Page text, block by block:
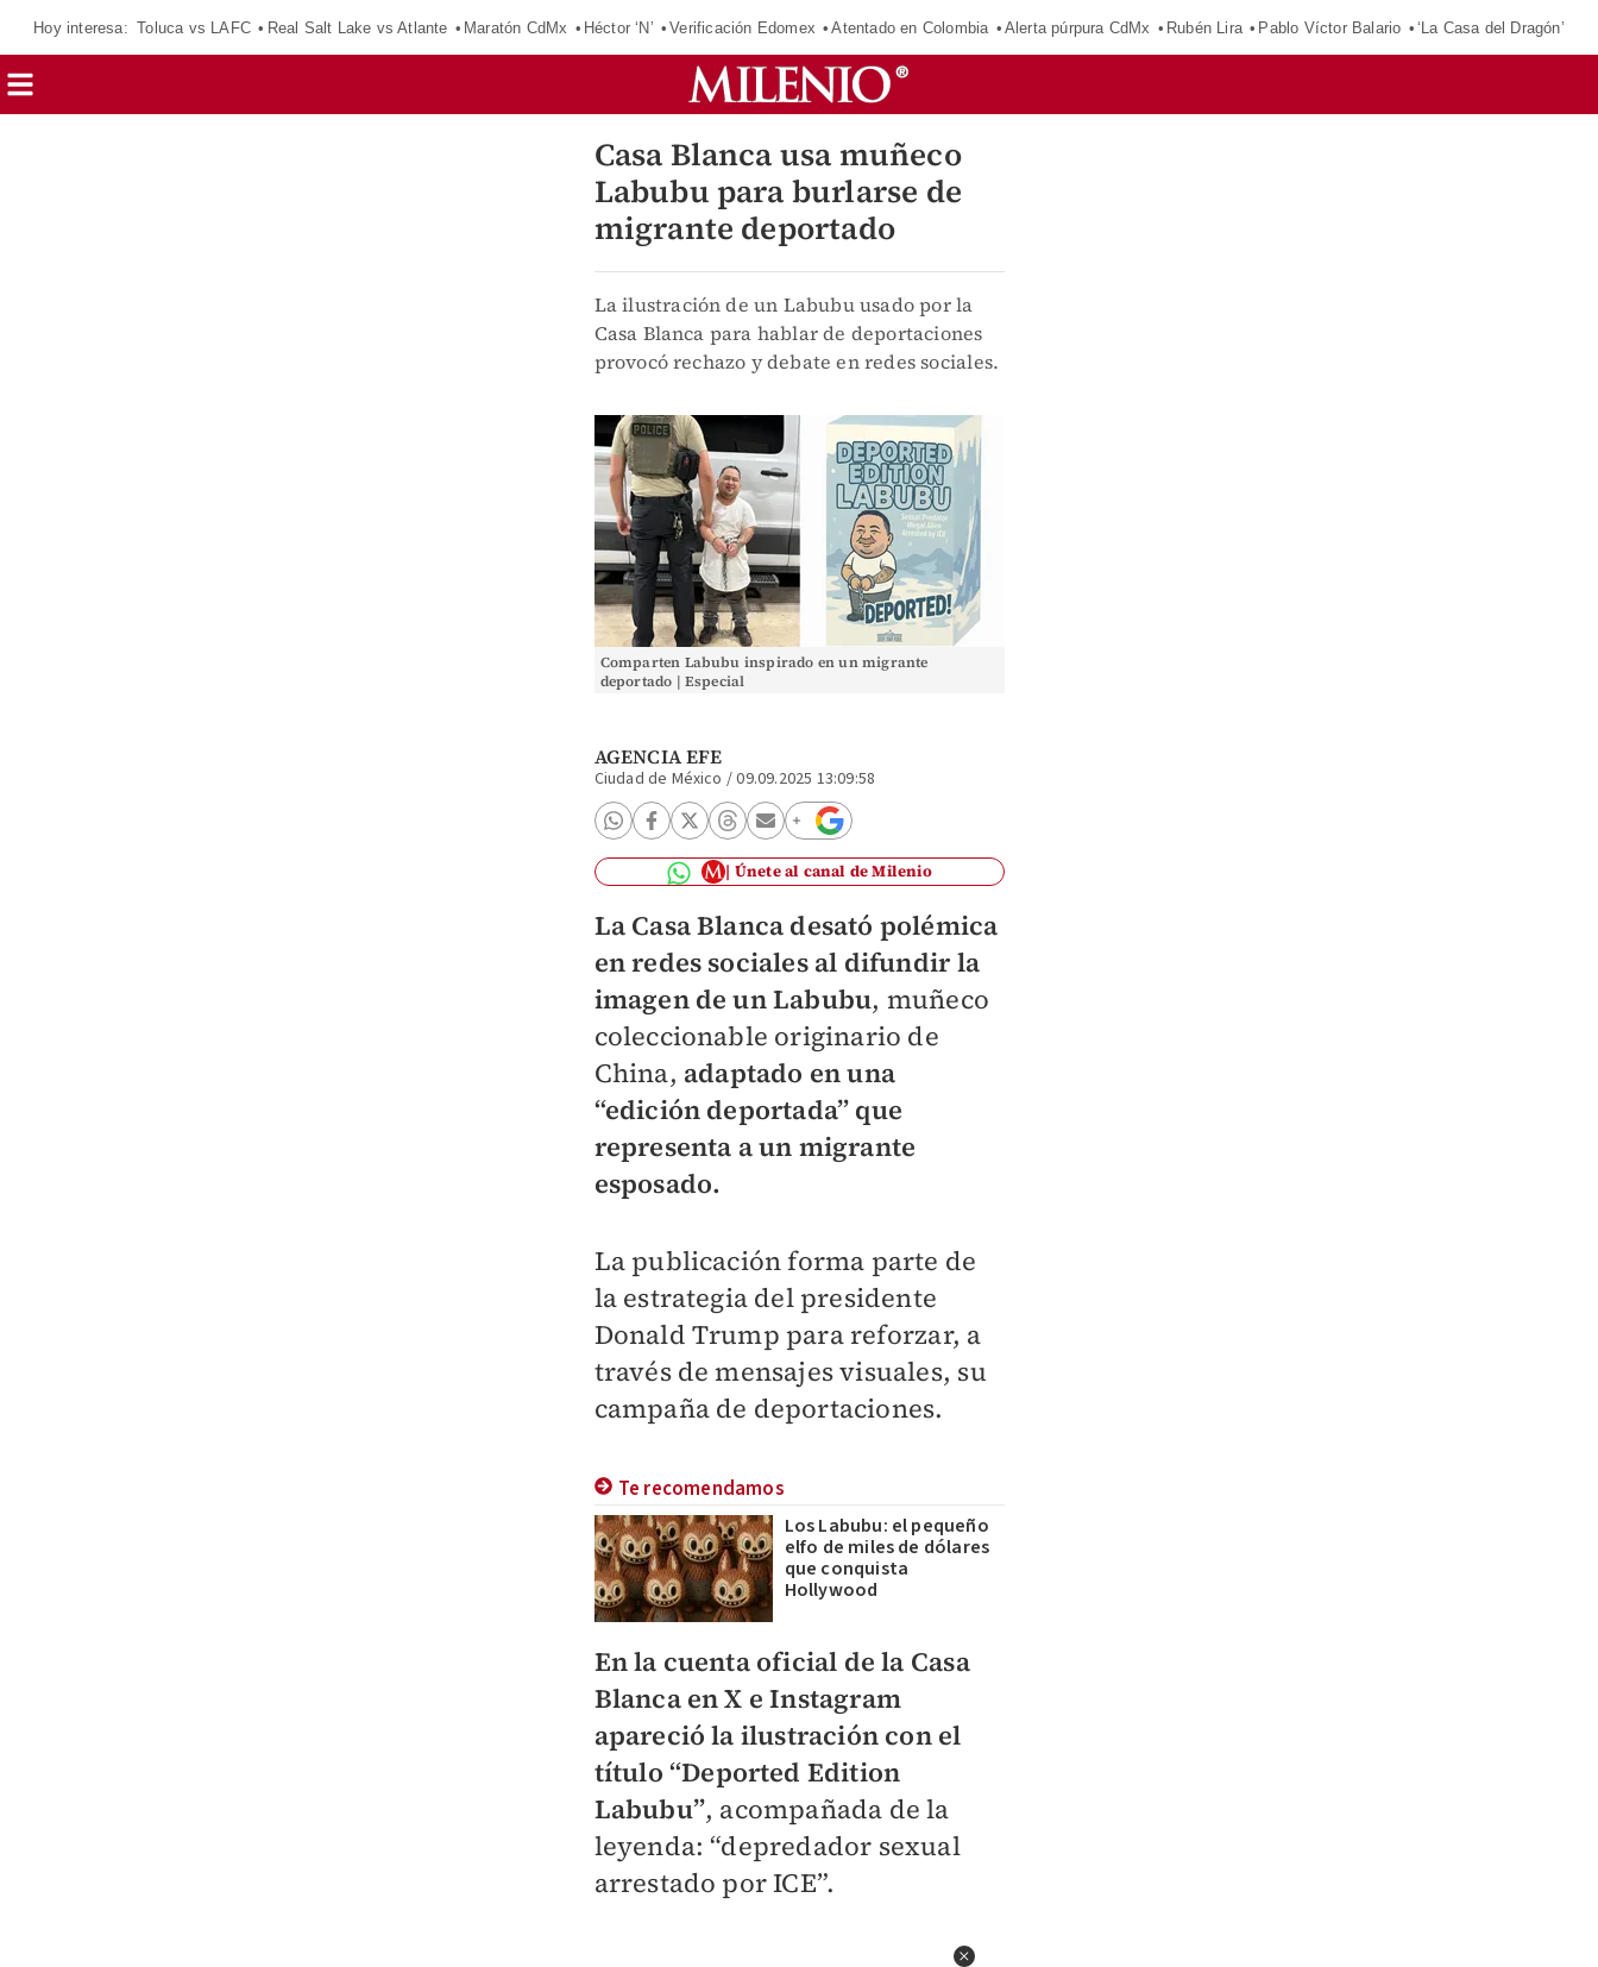
Hoy interesa: Toluca vs LAFC Real Salt Lake vs Atlante Maratón CdMx Héctor ‘N’ Verificación Edomex Atentado en Colombia Alerta púrpura CdMx Rubén Lira Pablo Víctor Balario ‘La Casa del Dragón’
Casa Blanca usa muñeco
Labubu para burlarse de
migrante deportado
La ilustración de un Labubu usado por la
Casa Blanca para hablar de deportaciones
provocó rechazo y debate en redes sociales.
Comparten Labubu inspirado en un migrante
deportado | Especial
AGENCIA EFE
Ciudad de México /09.09.2025 13:09:58
Únete al canal de Milenio
La Casa Blanca desató polémica
en redes sociales al difundir la
imagen de un Labubu, muñeco
coleccionable originario de
China, adaptado en una
“edición deportada” que
representa a un migrante
esposado.
La publicación forma parte de
la estrategia del presidente
Donald Trump para reforzar, a
través de mensajes visuales, su
campaña de deportaciones.
Te recomendamos
Los Labubu: el pequeño
elfo de miles de dólares
que conquista
Hollywood
En la cuenta oficial de la Casa
Blanca en X e Instagram
apareció la ilustración con el
título “Deported Edition
Labubu”, acompañada de la
leyenda: “depredador sexual
arrestado por ICE”.